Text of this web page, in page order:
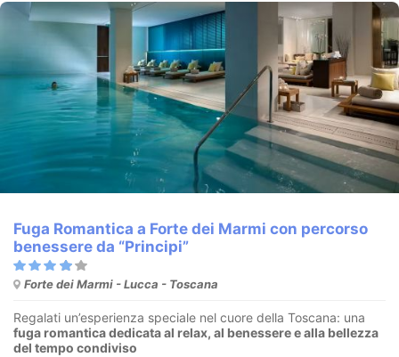
Fuga Romantica a Forte dei Marmi con percorso
benessere da “Principi”
Forte dei Marmi - Lucca - Toscana
Regalati un’esperienza speciale nel cuore della Toscana: una
fuga romantica dedicata al relax, al benessere e alla bellezza
del tempo condiviso